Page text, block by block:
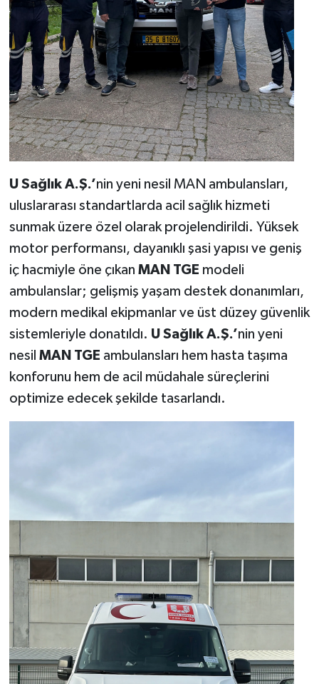
U Sağlık A.Ş.’nin yeni nesil MAN ambulansları,
uluslararası standartlarda acil sağlık hizmeti
sunmak üzere özel olarak projelendirildi. Yüksek
motor performansı, dayanıklı şasi yapısı ve geniş
iç hacmiyle öne çıkan MAN TGE modeli
ambulanslar; gelişmiş yaşam destek donanımları,
modern medikal ekipmanlar ve üst düzey güvenlik
sistemleriyle donatıldı. U Sağlık A.Ş.’nin yeni
nesil MAN TGE ambulansları hem hasta taşıma
konforunu hem de acil müdahale süreçlerini
optimize edecek şekilde tasarlandı.